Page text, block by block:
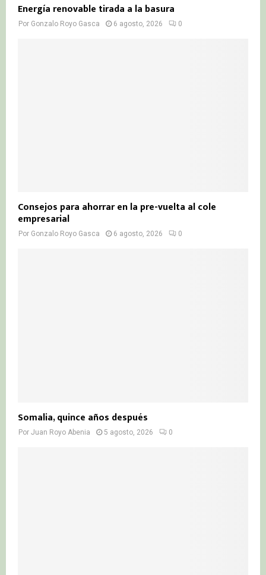
Energía renovable tirada a la basura
Por Gonzalo Royo Gasca 6 agosto, 2026 0
Consejos para ahorrar en la pre-vuelta al cole
empresarial
Por Gonzalo Royo Gasca 6 agosto, 2026 0
Somalia, quince años después
Por Juan Royo Abenia 5 agosto, 2026 0